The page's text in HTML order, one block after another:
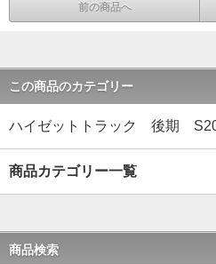
前の商品へ
この商品のカテゴリー
ハイゼットトラック 後期
商品カテゴリー一覧
商品検索